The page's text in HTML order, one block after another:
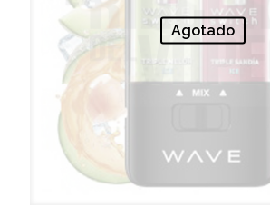
Agotado